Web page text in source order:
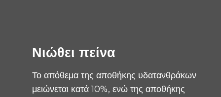
Νιώθει πείνα
Το απόθεμα της αποθήκης υδατανθράκων
μειώνεται κατά 10%, ενώ της αποθήκης